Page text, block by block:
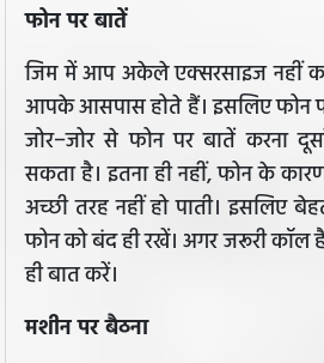
फोन पर बातें
जिम में आप अकेले एक्सरसाइज नहीं
आपके आसपास होते हैं। इसलिए फोन
जोर−जोर से फोन पर बातें करना
सकता है। इतना ही नहीं, फोन के
अच्छी तरह नहीं हो पाती। इसलिए
फोन को बंद ही रखें। अगर जरूरी कॉल
ही बात करें।
मशीन पर बैठना